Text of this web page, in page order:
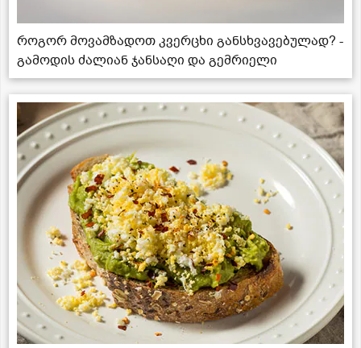
როგორ მოვამზადოთ კვერცხი განსხვავებულად? -
გამოდის ძალიან ჯანსაღი და გემრიელი